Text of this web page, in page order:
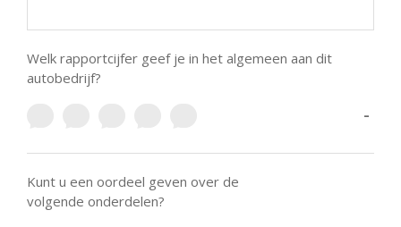
Welk rapportcijfer geef je in het algemeen aan dit
autobedrijf?
-
Kunt u een oordeel geven over de
volgende onderdelen?